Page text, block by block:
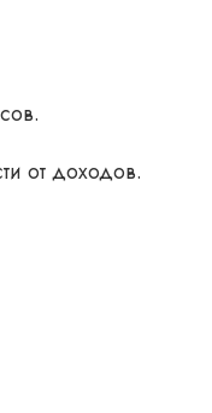
от доходов.